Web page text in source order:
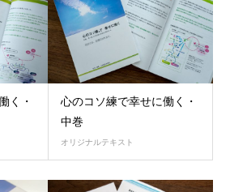
く・
心のコソ練で幸せに働く・
中巻
オリジナルテキスト